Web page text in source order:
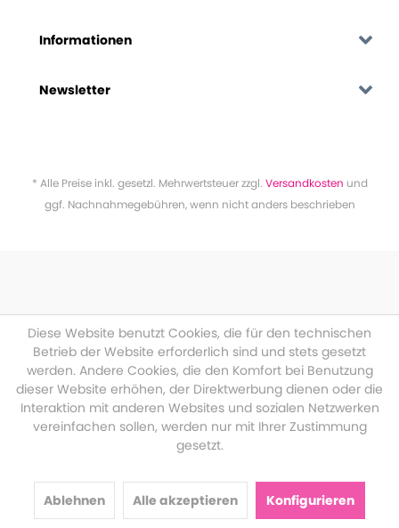
Informationen
Newsletter
* Alle Preise inkl. gesetzl. Mehrwertsteuer zzgl. Versandkosten und
ggf. Nachnahmegebühren, wenn nicht anders beschrieben
Diese Website benutzt Cookies, die für den technischen
Betrieb der Website erforderlich sind und stets gesetzt
werden. Andere Cookies, die den Komfort bei Benutzung
dieser Website erhöhen, der Direktwerbung dienen oder die
Interaktion mit anderen Websites und sozialen Netzwerken
vereinfachen sollen, werden nur mit Ihrer Zustimmung
gesetzt.
Ablehnen Alle akzeptieren Konfigurieren